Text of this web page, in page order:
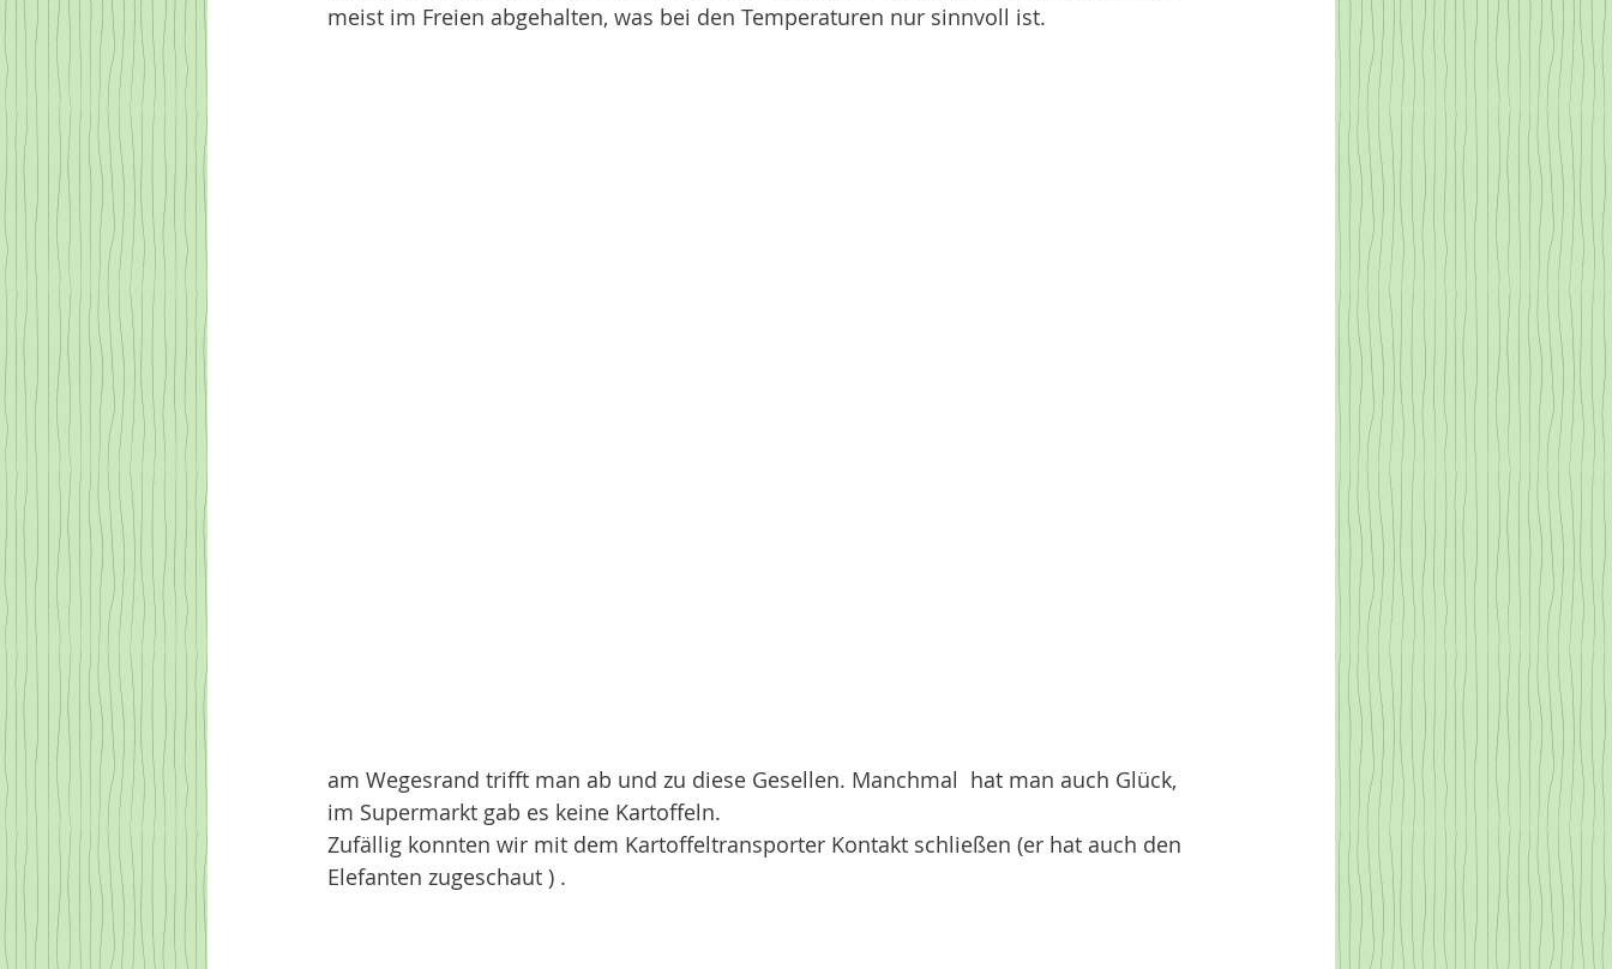
meist im Freien abgehalten, was bei den Temperaturen nur sinnvoll ist.
am Wegesrand trifft man ab und zu diese Gesellen. Manchmal  hat man auch Glück,
im Supermarkt gab es keine Kartoffeln.
Zufällig konnten wir mit dem Kartoffeltransporter Kontakt schließen (er hat auch den
Elefanten zugeschaut ) .